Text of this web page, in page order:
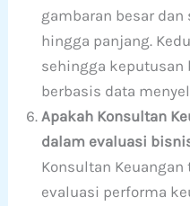
gambaran besar
hingga panjang.
sehingga
berbasis data
Apakah Konsultan
dalam evaluasi
Konsultan
evaluasi performa